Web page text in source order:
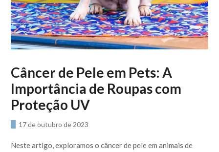
Câncer de Pele em Pets: A
Importância de Roupas com
Proteção UV
17 de outubro de 2023
Neste artigo, exploramos o câncer de pele em animais de